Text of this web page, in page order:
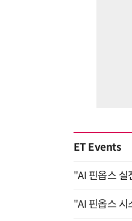
ET Events
"AI 핀옵스 실
"AI 핀옵스